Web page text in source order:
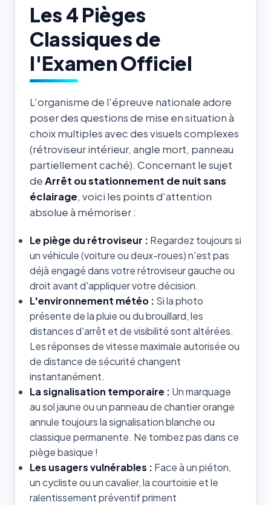
Les 4 Pièges
Classiques de
l'Examen Officiel
L'organisme de l'épreuve nationale adore
poser des questions de mise en situation à
choix multiples avec des visuels complexes
(rétroviseur intérieur, angle mort, panneau
partiellement caché). Concernant le sujet
deArrêt ou stationnement de nuit sans
éclairage, voici les points d'attention
absolue à mémoriser :
Le piège du rétroviseur : Regardez toujours si
un véhicule (voiture ou deux-roues) n'est pas
déjà engagé dans votre rétroviseur gauche ou
droit avant d'appliquer votre décision.
L'environnement météo : Si la photo
présente de la pluie ou du brouillard, les
distances d'arrêt et de visibilité sont altérées.
Les réponses de vitesse maximale autorisée ou
de distance de sécurité changent
instantanément.
La signalisation temporaire : Un marquage
au sol jaune ou un panneau de chantier orange
annule toujours la signalisation blanche ou
classique permanente. Ne tombez pas dans ce
piège basique !
Les usagers vulnérables : Face à un piéton,
un cycliste ou un cavalier, la courtoisie et le
ralentissement préventif priment